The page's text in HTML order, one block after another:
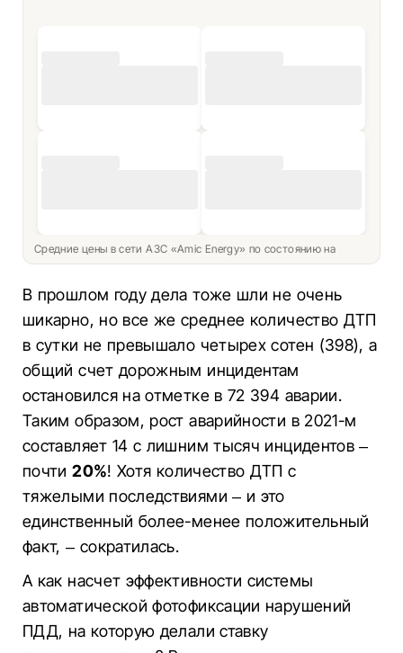
Средние цены в сети АЗС «Amic Energy» по состоянию на
В прошлом году дела тоже шли не очень
шикарно, но все же среднее количество ДТП
в сутки не превышало четырех сотен (398), а
общий счет дорожным инцидентам
остановился на отметке в 72 394 аварии.
Таким образом, рост аварийности в 2021-м
составляет 14 с лишним тысяч инцидентов –
почти20%! Хотя количество ДТП с
тяжелыми последствиями – и это
единственный более-менее положительный
факт, – сократилась.
А как насчет эффективности системы
автоматической фотофиксации нарушений
ПДД, на которую делали ставку